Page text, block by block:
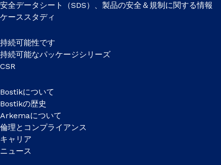
安全データシート（SDS）、製品の安全＆規制に関する情報
ケーススタディ
持続可能性です
持続可能なパッケージシリーズ
CSR
Bostikについて
Bostikの歴史
Arkemaについて
倫理とコンプライアンス
キャリア
ニュース